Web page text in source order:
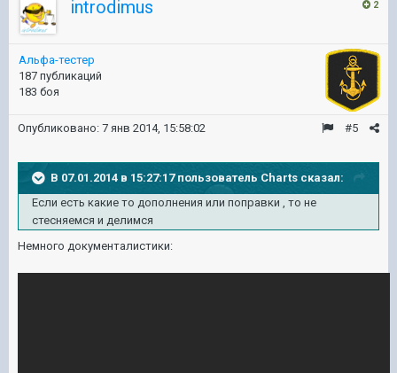
2
introdimus
Альфа-тестер
187 публикаций
183 боя
#5
Опубликовано: 7 янв 2014, 15:58:02
В 07.01.2014 в 15:27:17 пользователь Charts сказал:
Если есть какие то дополнения или поправки , то не
стесняемся и делимся
Немного документалистики: